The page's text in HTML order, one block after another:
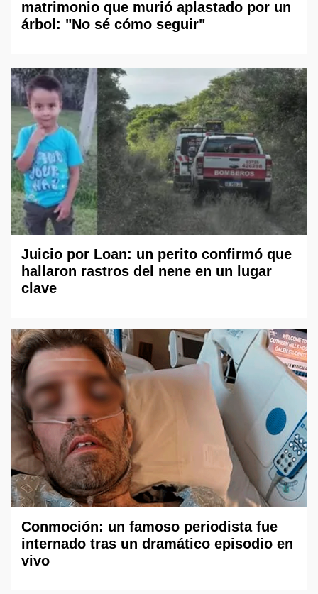
matrimonio que murió aplastado por un
árbol: "No sé cómo seguir"
Juicio por Loan: un perito confirmó que
hallaron rastros del nene en un lugar
clave
Conmoción: un famoso periodista fue
internado tras un dramático episodio en
vivo